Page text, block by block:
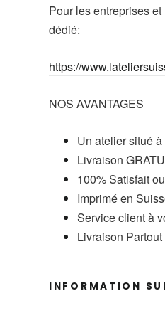
Pour les entreprises
dédié:
https://
NOS AVANTAGES
Un atelier situé
Livraison
100% Satisfait
Imprimé en
Service client à
Livraison
INFORMATION